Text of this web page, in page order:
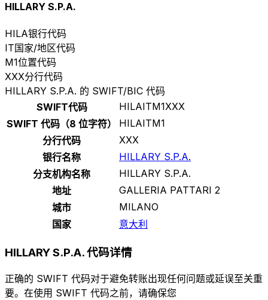
HILLARY S.P.A.
HILA银行代码
IT国家/地区代码
M1位置代码
XXX分行代码
HILLARY S.P.A. 的 SWIFT/BIC 代码
SWIFT代码
HILAITM1XXX
SWIFT 代码（8 位字符）
HILAITM1
分行代码
XXX
银行名称
HILLARY S.P.A.
分支机构名称
HILLARY S.P.A.
地址
GALLERIA PATTARI 2
城市
MILANO
国家
意大利
HILLARY S.P.A. 代码详情
正确的 SWIFT 代码对于避免转账出现任何问题或延误至关重
要。在使用 SWIFT 代码之前，请确保您